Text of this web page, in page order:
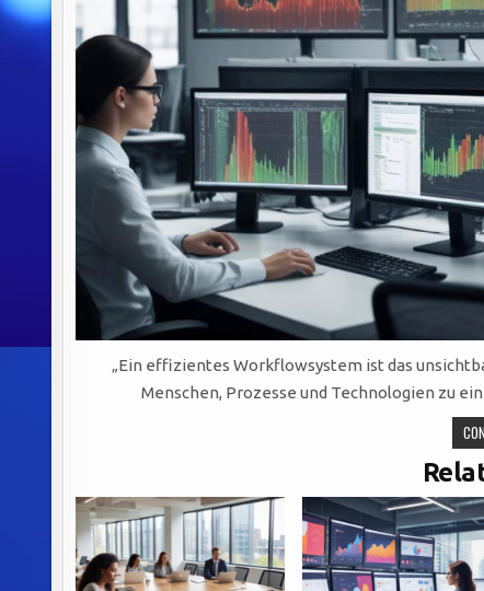
„Ein effizientes Workflowsystem ist das
Menschen, Prozesse und Technologien zu